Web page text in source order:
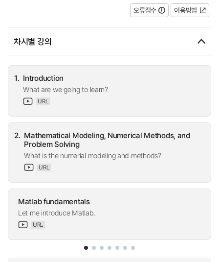
오류접수 이용방법
차시별 강의
1. Introduction
What are we going to learn?
URL
2. Mathematical Modeling, Numerical Methods, and
Problem Solving
What is the numerial modeling and methods?
URL
Matlab fundamentals
Let me introduce Matlab.
URL